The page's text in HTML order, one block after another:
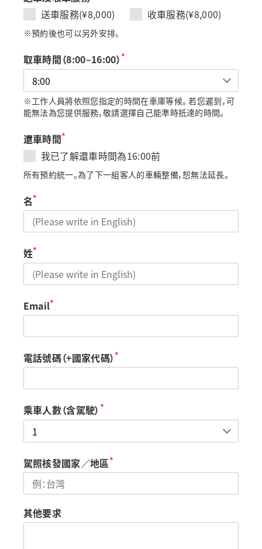
送車服務(¥8,000)
收車服務(¥8,000)
※預約後也可以另外安排。
取車時間（8:00–16:00）*
※工作人員將依照您指定的時間在車庫等候。 若您遲到，可
能無法為您提供服務，敬請選擇自己能準時抵達的時間。
還車時間*
我已了解還車時間為16:00前
所有預約統一。為了下一組客人的車輛整備，恕無法延長。
名*
姓*
Email*
電話號碼（+國家代碼）*
乘車人數（含駕駛） *
駕照核發國家／地區*
其他要求